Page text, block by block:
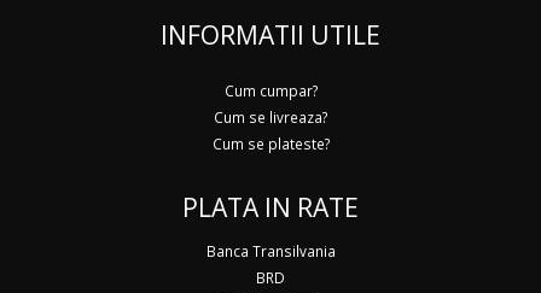
INFORMATII UTILE
Cum cumpar?
Cum se livreaza?
Cum se plateste?
PLATA IN RATE
Banca Transilvania
BRD